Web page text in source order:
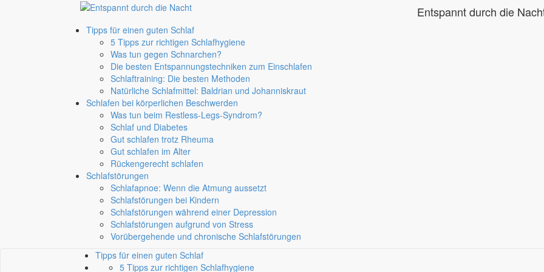
Entspannt durch die
Tipps für einen guten Schlaf
5 Tipps zur richtigen Schlafhygiene
Was tun gegen Schnarchen?
Die besten Entspannungstechniken zum Einschlafen
Schlaftraining: Die besten Methoden
Natürliche Schlafmittel: Baldrian und Johanniskraut
Schlafen bei körperlichen Beschwerden
Was tun beim Restless-Legs-Syndrom?
Schlaf und Diabetes
Gut schlafen trotz Rheuma
Gut schlafen im Alter
Rückengerecht schlafen
Schlafstörungen
Schlafapnoe: Wenn die Atmung aussetzt
Schlafstörungen bei Kindern
Schlafstörungen während einer Depression
Schlafstörungen aufgrund von Stress
Vorübergehende und chronische Schlafstörungen
Tipps für einen guten Schlaf
5 Tipps zur richtigen Schlafhygiene